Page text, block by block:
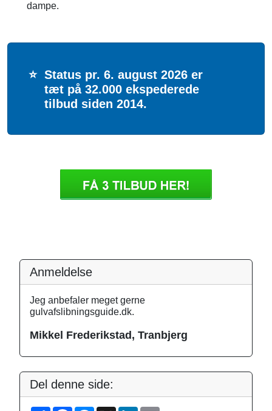
dampe.
⭐ Status pr. 6. august 2026 er
tæt på 32.000 ekspederede
tilbud siden 2014.
Anmeldelse
Jeg anbefaler meget gerne
gulvafslibningsguide.dk.
Mikkel Frederikstad, Tranbjerg
Del denne side: